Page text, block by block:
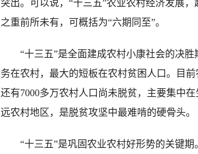
突出。可以说，“十三五”农业农村经济发展
之重前所未有，可概括为“六期同至”。
“十三五”是全面建成农村小康社会的决胜
务在农村，最大的短板在农村贫困人口。目
还有7000多万农村人口尚未脱贫，主要集中
远农村地区，是脱贫攻坚中最难啃的硬骨头。
“十三五”是巩固农业农村好形势的关键期